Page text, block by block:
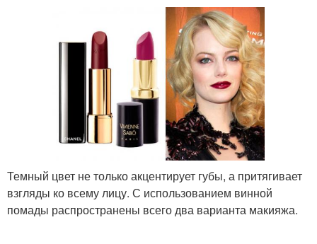
Темный цвет не только акцентирует губы, а притягивает
взгляды ко всему лицу. С использованием винной
помады распространены всего два варианта макияжа.